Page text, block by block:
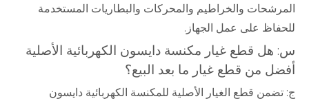
المرشحات والخراطيم والمحركات والبطاريات المستخدمة
للحفاظ على عمل الجهاز.
س: هل قطع غيار مكنسة دايسون الكهربائية الأصلية
أفضل من قطع غيار ما بعد البيع؟
ج: تضمن قطع الغيار الأصلية للمكنسة الكهربائية دايسون